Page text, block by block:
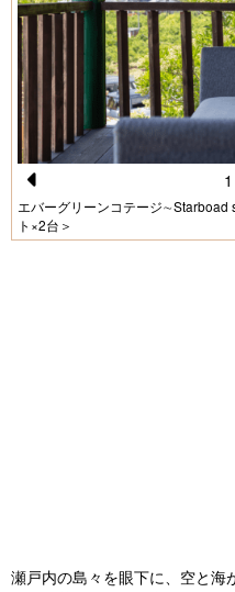
Pr
e
エバーグリーンコテージ∼Starboad
ト×2台＞
1
瀬戸内の島々を眼下に、空と海